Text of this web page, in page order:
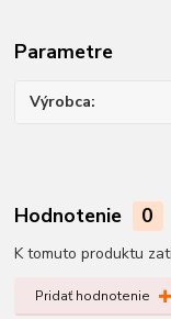
Parametre
Výrobca
Hodnotenie 0
K tomuto produktu
Pridať hodnotenie